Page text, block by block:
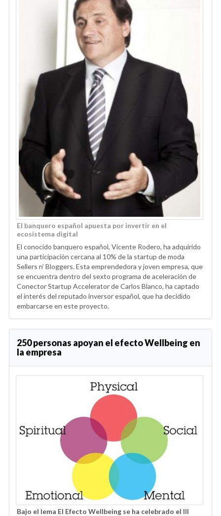
El banquero español apuesta por invertir en el
ecosistema digital
El conocido banquero español, Vicente Rodero, ha adquirido
una participación cercana al 10% de la startup de moda
Sellers n’ Bloggers. Esta emprendedora y joven empresa, que
se encuentra dentro del sexto programa de aceleración de
Conector Startup Accelerator de Carlos Blanco, ha captado
el interés del reputado inversor español, que ha decidido
embarcarse en este proyecto.
250 personas apoyan el efecto Wellbeing en
la empresa
Bajo el lema El Efecto Wellbeing se ha celebrado el III